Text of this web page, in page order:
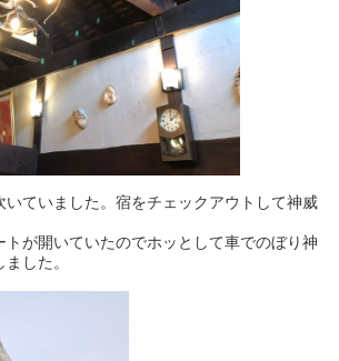
いていました。宿をチェックアウトして神威
トが開いていたのでホッとして車でのぼり神
した。